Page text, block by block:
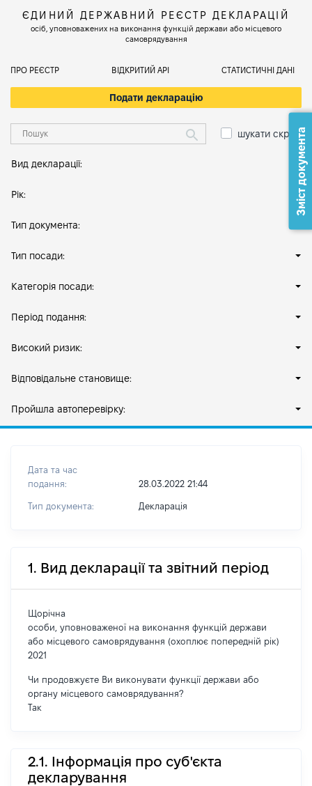
ЄДИНИЙ ДЕРЖАВНИЙ РЕЄСТР ДЕКЛАРАЦІЙ
осіб, уповноважених на виконання функцій держави або місцевого
самоврядування
ПРО РЕЄСТР ВІДКРИТИЙ АРІ СТАТИСТИЧНІ ДАНІ
Подати декларацію
шукати скрізь
Вид декларації:
Рік:
Тип документа:
Тип посади:
Категорія посади:
Період подання:
Високий ризик:
Відповідальне становище:
Пройшла автоперевірку:
Дата та час
подання:
28.03.2022 21:44
Тип документа: Декларація
1. Вид декларації та звітний період
Щорічна
особи, уповноваженої на виконання функцій держави
або місцевого самоврядування (охоплює попередній рік)
2021
Чи продовжуєте Ви виконувати функції держави або
органу місцевого самоврядування?
Так
2.1. Інформація про суб'єкта
декларування
Зміст документа